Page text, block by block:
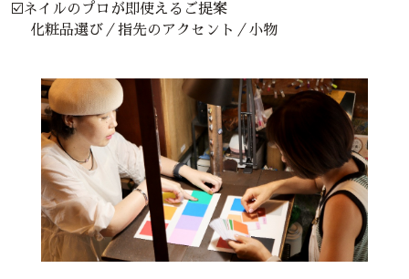
☑️ネイルのプロが即使えるご提案
化粧品選び／指先のアクセント／小物